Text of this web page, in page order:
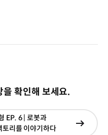
을 확인해 보세요.
EP. 6 | 로봇과
토리를 이야기하다
현재